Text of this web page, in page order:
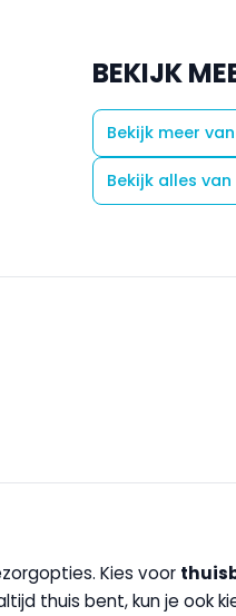
BEKIJK
Bekijk meer van
Bekijk alles van
Kies voor
thuis bent, kun je ook